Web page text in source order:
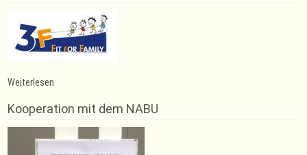
Weiterlesen
Trampolin
Kooperation mit dem NABU